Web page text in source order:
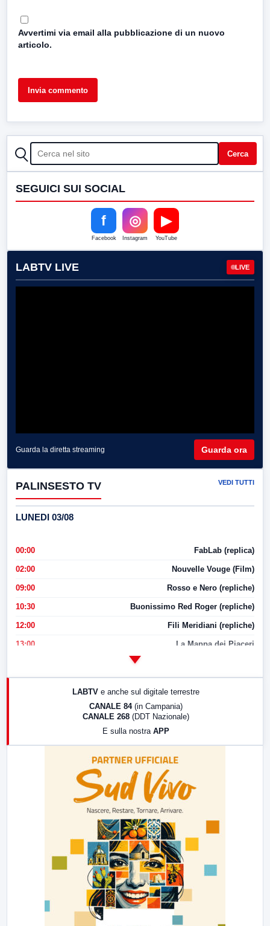
Avvertimi via email alla pubblicazione di un nuovo
articolo.
CERCA Cerca
SEGUICI SUI SOCIAL
f
Facebook
◎
Instagram
▶
YouTube
LABTV LIVE LIVE
Guarda la diretta streaming Guarda ora
PALINSESTO TV VEDI TUTTI
LUNEDI 03/08
00:00 FabLab (replica)
02:00 Nouvelle Vouge (Film)
09:00 Rosso e Nero (repliche)
10:30 Buonissimo Red Roger (repliche)
12:00 Fili Meridiani (repliche)
13:00 La Mappa dei Piaceri
LABTV e anche sul digitale terrestre
CANALE 84 (in Campania)
CANALE 268 (DDT Nazionale)
E sulla nostra APP